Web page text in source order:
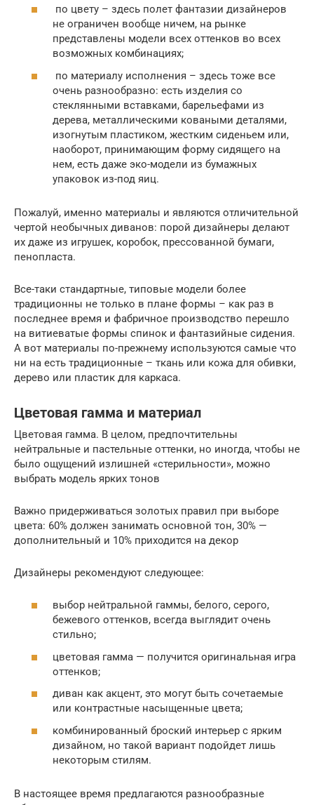
по цвету – здесь полет фантазии дизайнеров
не ограничен вообще ничем, на рынке
представлены модели всех оттенков во всех
возможных комбинациях;
по материалу исполнения – здесь тоже все
очень разнообразно: есть изделия со
стеклянными вставками, барельефами из
дерева, металлическими коваными деталями,
изогнутым пластиком, жестким сиденьем или,
наоборот, принимающим форму сидящего на
нем, есть даже эко-модели из бумажных
упаковок из-под яиц.
Пожалуй, именно материалы и являются отличительной
чертой необычных диванов: порой дизайнеры делают
их даже из игрушек, коробок, прессованной бумаги,
пенопласта.
Все-таки стандартные, типовые модели более
традиционны не только в плане формы – как раз в
последнее время и фабричное производство перешло
на витиеватые формы спинок и фантазийные сидения.
А вот материалы по-прежнему используются самые что
ни на есть традиционные – ткань или кожа для обивки,
дерево или пластик для каркаса.
Цветовая гамма и материал
Цветовая гамма. В целом, предпочтительны
нейтральные и пастельные оттенки, но иногда, чтобы не
было ощущений излишней «стерильности», можно
выбрать модель ярких тонов
Важно придерживаться золотых правил при выборе
цвета: 60% должен занимать основной тон, 30% —
дополнительный и 10% приходится на декор
Дизайнеры рекомендуют следующее:
выбор нейтральной гаммы, белого, серого,
бежевого оттенков, всегда выглядит очень
стильно;
цветовая гамма — получится оригинальная игра
оттенков;
диван как акцент, это могут быть сочетаемые
или контрастные насыщенные цвета;
комбинированный броский интерьер с ярким
дизайном, но такой вариант подойдет лишь
некоторым стилям.
В настоящее время предлагаются разнообразные